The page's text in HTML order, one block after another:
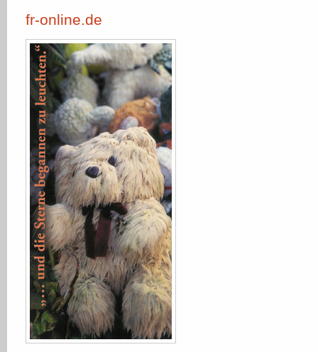
fr-online.de